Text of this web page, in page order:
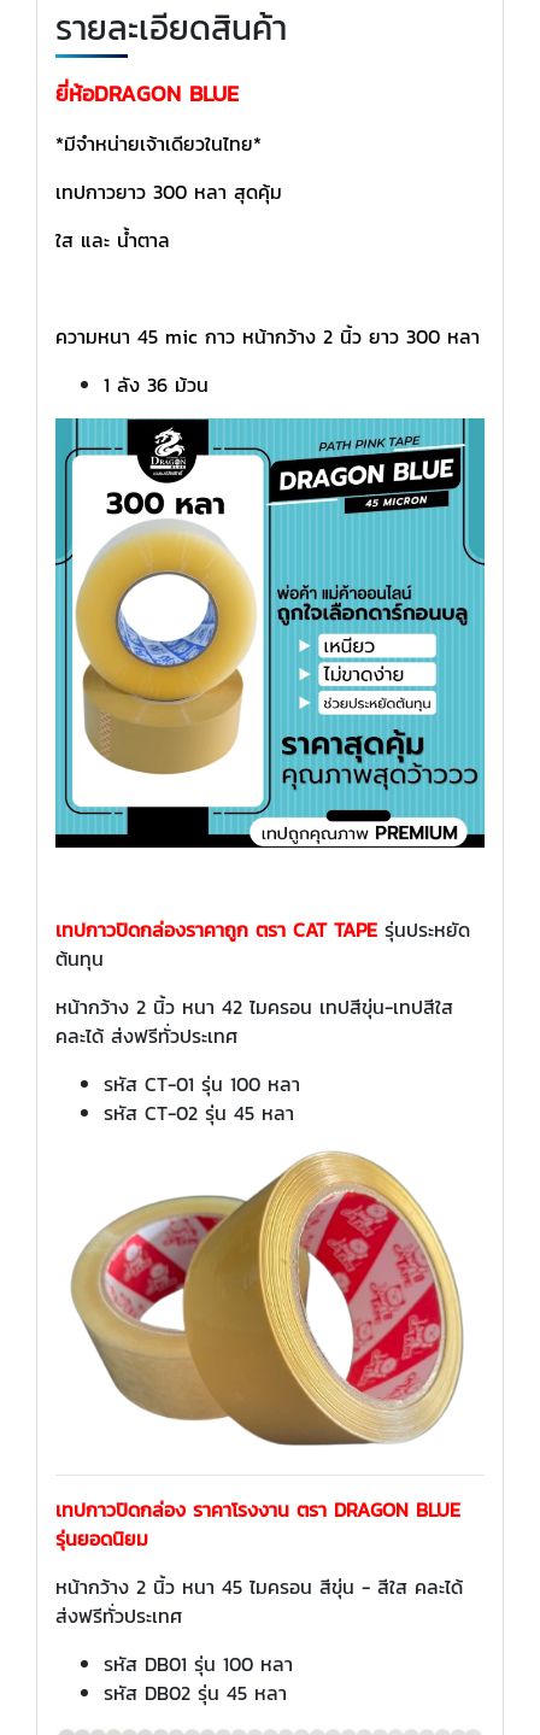
รายละเอียดสินค้า
ยี่ห้อDRAGON BLUE
*มีจำหน่ายเจ้าเดียวในไทย*
เทปกาวยาว 300 หลา สุดคุ้ม
ใส และ น้ำตาล
ความหนา 45 mic กาว หน้ากว้าง 2 นิ้ว ยาว 300 หลา
1 ลัง 36 ม้วน
เทปกาวปิดกล่องราคาถูก ตรา CAT TAPE รุ่นประหยัด
ต้นทุน
หน้ากว้าง 2 นิ้ว หนา 42 ไมครอน เทปสีขุ่น-เทปสีใส
คละได้ ส่งฟรีทั่วประเทศ
รหัส CT-01 รุ่น 100 หลา
รหัส CT-02 รุ่น 45 หลา
เทปกาวปิดกล่อง ราคาโรงงาน ตรา DRAGON BLUE
รุ่นยอดนิยม
หน้ากว้าง 2 นิ้ว หนา 45 ไมครอน สีขุ่น - สีใส คละได้
ส่งฟรีทั่วประเทศ
รหัส DB01 รุ่น 100 หลา
รหัส DB02 รุ่น 45 หลา